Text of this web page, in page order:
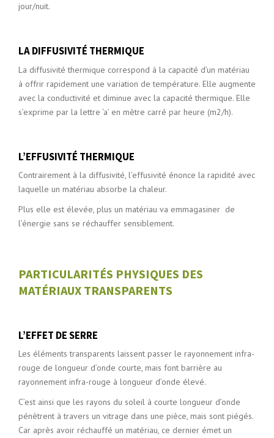
jour/nuit.
LA DIFFUSIVITÉ THERMIQUE
La diffusivité thermique correspond à la capacité d’un matériau
à offrir rapidement une variation de température. Elle augmente
avec la conductivité et diminue avec la capacité thermique. Elle
s’exprime par la lettre ‘a’ en mètre carré par heure (m2/h).
L’EFFUSIVITÉ THERMIQUE
Contrairement à la diffusivité, l’effusivité énonce la rapidité avec
laquelle un matériau absorbe la chaleur.
Plus elle est élevée, plus un matériau va emmagasiner de
l’énergie sans se réchauffer sensiblement.
PARTICULARITÉS PHYSIQUES DES
MATÉRIAUX TRANSPARENTS
L’EFFET DE SERRE
Les éléments transparents laissent passer le rayonnement infra-
rouge de longueur d’onde courte, mais font barrière au
rayonnement infra-rouge à longueur d’onde élevé.
C’est ainsi que les rayons du soleil à courte longueur d’onde
pénètrent à travers un vitrage dans une pièce, mais sont piégés.
Car après avoir réchauffé un matériau, ce dernier émet un